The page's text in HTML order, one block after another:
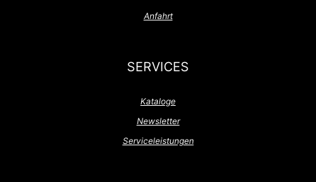
Anfahrt
SERVICES
Kataloge
Newsletter
Serviceleistungen